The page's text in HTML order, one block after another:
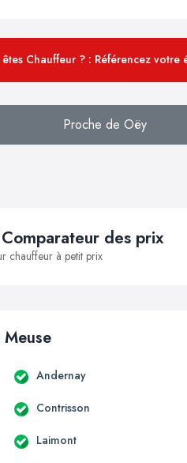
Chauffeur ? : Référencez votre
Proche de Oëy
des prix
chauffeur à petit prix
Andernay
Contrisson
Laimont